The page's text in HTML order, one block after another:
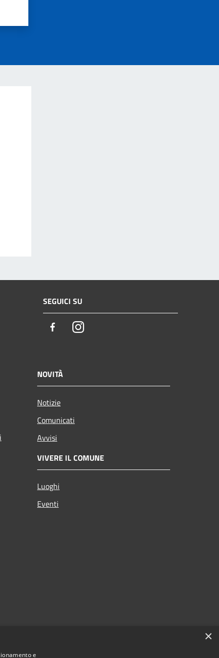
SEGUICI SU
FacebookInstagram
NOVITÀ
Notizie
Comunicati
Avvisi
VIVERE IL COMUNE
Luoghi
Eventi
×
e